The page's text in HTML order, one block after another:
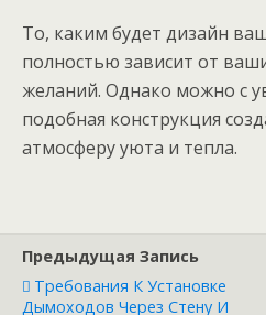
То, каким будет дизайн
полностью зависит от
желаний. Однако можно с
подобная конструкция
атмосферу уюта и тепла.
Предыдущая Запись
Требования К Установке
Дымоходов Через Стену И